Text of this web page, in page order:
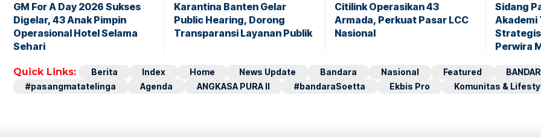
GM For A Day 2026 Sukses
Digelar, 43 Anak Pimpin
Operasional Hotel Selama
Sehari
Karantina Banten Gelar
Public Hearing, Dorong
Transparansi Layanan Publik
Citilink Operasikan 43
Armada, Perkuat Pasar LCC
Nasional
Sidang
Akademi
Perwira
Quick Links: Berita Index Home News Update Bandara Nasional Featured
#pasangmatatelinga
Agenda ANGKASA PURA II #bandaraSoetta Ekbis Pro Komunitas &